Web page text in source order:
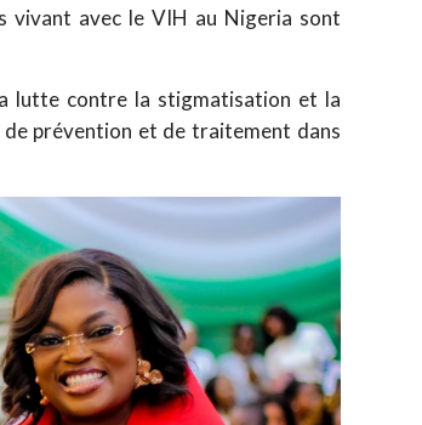
vivant avec le VIH au Nigeria sont
lutte contre la stigmatisation et la
prévention et de traitement dans